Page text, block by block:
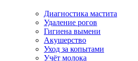
Диагностика мастита
Удаление рогов
Гигиена вымени
Акушерство
Уход за копытами
Учёт молока